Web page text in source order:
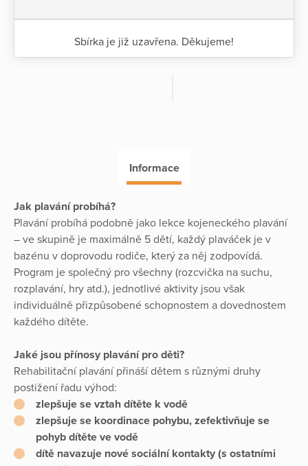
Sbírka je již uzavřena. Děkujeme!
Informace
Jak plavání probíhá?
Plavání probíhá podobně jako lekce kojeneckého plavání
– ve skupině je maximálně 5 dětí, každý plaváček je v
bazénu v doprovodu rodiče, který za něj zodpovídá.
Program je společný pro všechny (rozcvička na suchu,
rozplavání, hry atd.), jednotlivé aktivity jsou však
individuálně přizpůsobené schopnostem a dovednostem
každého dítěte.
Jaké jsou přínosy plavání pro děti?
Rehabilitační plavání přináší dětem s různými druhy
postižení řadu výhod:
zlepšuje se vztah dítěte k vodě
zlepšuje se koordinace pohybu, zefektivňuje se
pohyb dítěte ve vodě
dítě navazuje nové sociální kontakty (s ostatními